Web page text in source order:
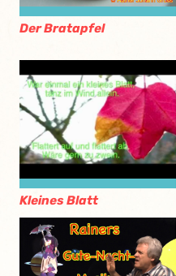
Der Bratapfel
Kleines Blatt